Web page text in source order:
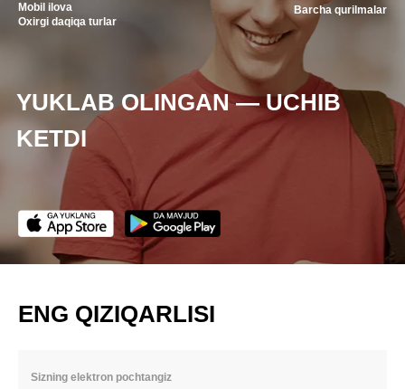
Mobil ilova
Oxirgi daqiqa turlar
YUKLAB OLINGAN — UCHIB
KETDI
Barcha qurilmalar
ENG QIZIQARLISI